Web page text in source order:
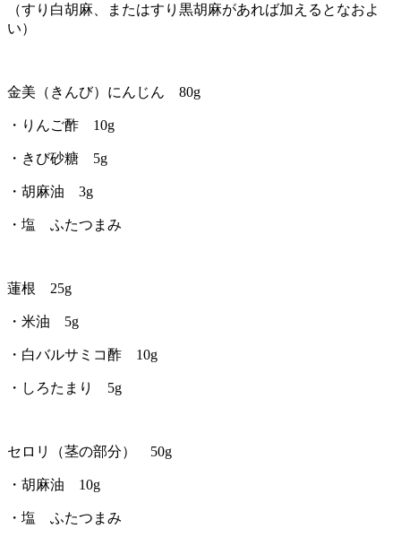
（すり白胡麻、またはすり黒胡麻があれば加えるとなおよ
い）
金美（きんび）にんじん 80g
・りんご酢 10g
・きび砂糖 5g
・胡麻油 3g
・塩 ふたつまみ
蓮根 25g
・米油 5g
・白バルサミコ酢 10g
・しろたまり 5g
セロリ（茎の部分） 50g
・胡麻油 10g
・塩 ふたつまみ